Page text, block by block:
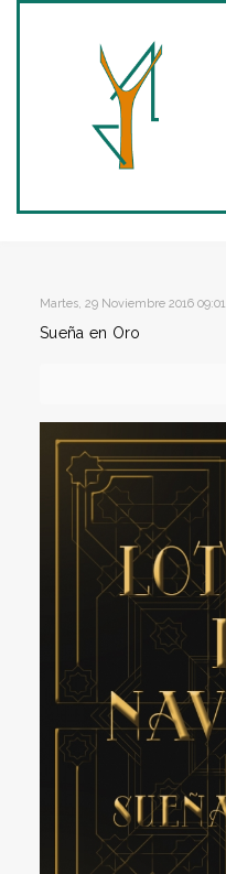
Martes, 29 Noviembre 2016 09:01
Sueña en Oro